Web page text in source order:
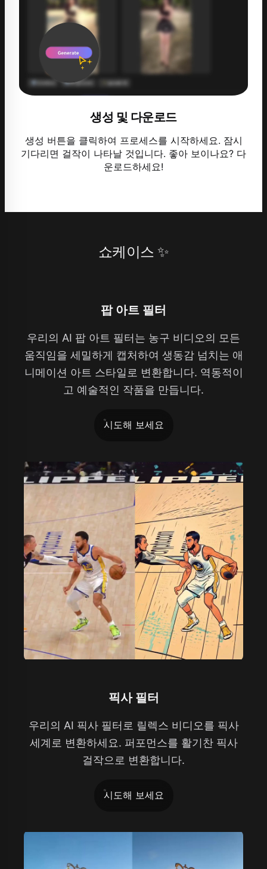
생성 및 다운로드
생성 버튼을 클릭하여 프로세스를 시작하세요. 잠시
기다리면 걸작이 나타날 것입니다. 좋아 보이나요? 다
운로드하세요!
쇼케이스 ✨
팝 아트 필터
우리의 AI 팝 아트 필터는 농구 비디오의 모든
움직임을 세밀하게 캡처하여 생동감 넘치는 애
니메이션 아트 스타일로 변환합니다. 역동적이
고 예술적인 작품을 만듭니다.
시도해 보세요
픽사 필터
우리의 AI 픽사 필터로 릴렉스 비디오를 픽사
세계로 변환하세요. 퍼포먼스를 활기찬 픽사
걸작으로 변환합니다.
시도해 보세요